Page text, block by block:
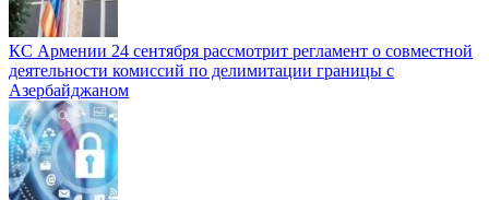
КС Армении 24 сентября рассмотрит регламент о совместной
деятельности комиссий по делимитации границы с
Азербайджаном